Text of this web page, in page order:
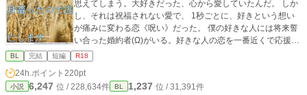
思えてしまう。大好きだった、心から愛していたんだ。 しか
し、それは祝福されない愛で、 1秒ごとに、好きという想い
が痛みに変わる恋《呪い》だった。 僕の好きな人には将来誓
い合った婚約者(Ω)がいる。好きな人の恋を一番近くで応援し
よう。そうすれば、いつか彼が結婚したとしても、僕は便利
な使用人としてずっと傍にいられるはずだから。 この関係を
壊さないために、完璧な脇役を演じることに決めたのに。 そ
の5日後、僕は彼と番契約をしてしまうのだった。 ⚠️注意⚠️
BL 完結 短編 R18
24h.ポイント 220pt
小説 6,247 位 / 228,634件 BL 1,237 位 / 31,391件